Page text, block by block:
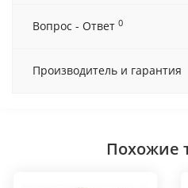
Вопрос - Ответ 0
Производитель и гарантия
Похожие